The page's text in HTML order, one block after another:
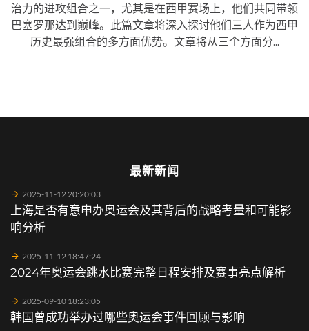
治力的进攻组合之一，尤其是在西甲赛场上，他们共同带领
巴塞罗那达到巅峰。此篇文章将深入探讨他们三人作为西甲
历史最强组合的多方面优势。文章将从三个方面分...
最新新闻
2025-11-12 20:20:03
上海是否有意申办奥运会及其背后的战略考量和可能影
响分析
2025-11-12 18:47:24
2024年奥运会跳水比赛完整日程安排及赛事亮点解析
2025-09-10 18:23:05
韩国曾成功举办过哪些奥运会事件回顾与影响